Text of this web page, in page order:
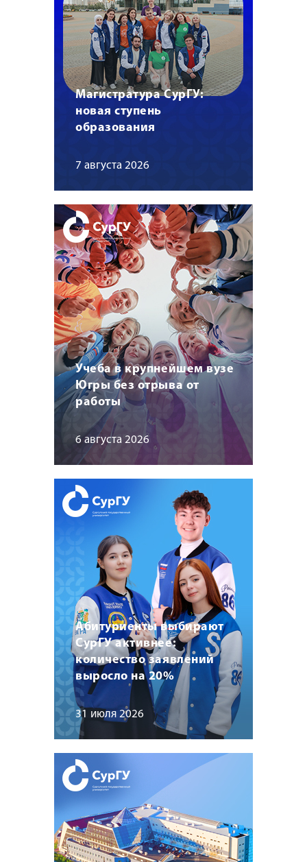
Магистратура СурГУ:
новая ступень
образования
7 августа 2026
Учеба в крупнейшем вузе
Югры без отрыва от
работы
6 августа 2026
Абитуриенты выбирают
СурГУ активнее:
количество заявлений
выросло на 20%
31 июля 2026